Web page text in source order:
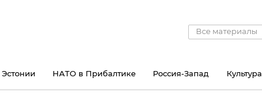
Все материалы
Эстонии НАТО в Прибалтике Россия-Запад Культура